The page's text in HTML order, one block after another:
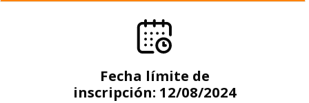
Fecha lí­mite de
inscripción: 12/08/2024